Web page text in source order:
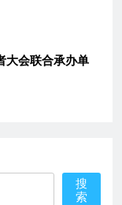
大会联合承办单
搜
索